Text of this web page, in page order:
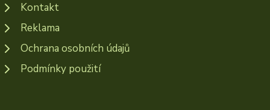
Kontakt
Reklama
Ochrana osobních údajů
Podmínky použití